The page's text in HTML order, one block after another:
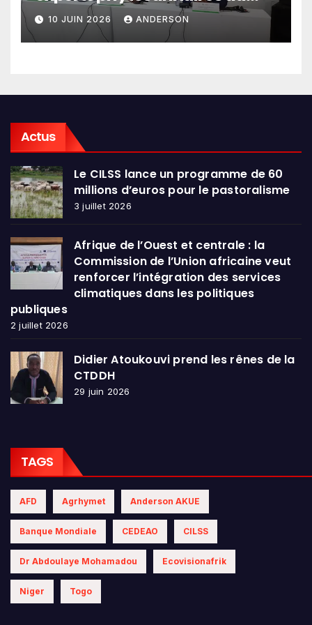
Sahel et d’Afrique de l’Ouest
en conclave à Lomé
10 JUIN 2026 ANDERSON
Actus
Le CILSS lance un programme de 60
millions d’euros pour le pastoralisme
3 juillet 2026
Afrique de l’Ouest et centrale : la
Commission de l’Union africaine veut
renforcer l’intégration des services
climatiques dans les politiques
publiques
2 juillet 2026
Didier Atoukouvi prend les rênes de la
CTDDH
29 juin 2026
TAGS
AFD Agrhymet Anderson AKUE
Banque Mondiale CEDEAO CILSS
Dr Abdoulaye Mohamadou Ecovisionafrik
Niger Togo